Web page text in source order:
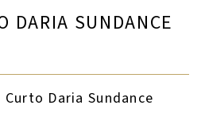
DARIA SUNDANCE
Daria Sundance